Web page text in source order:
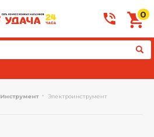
0
Инструмент Электроинструмент